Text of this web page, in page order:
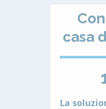
casa
La